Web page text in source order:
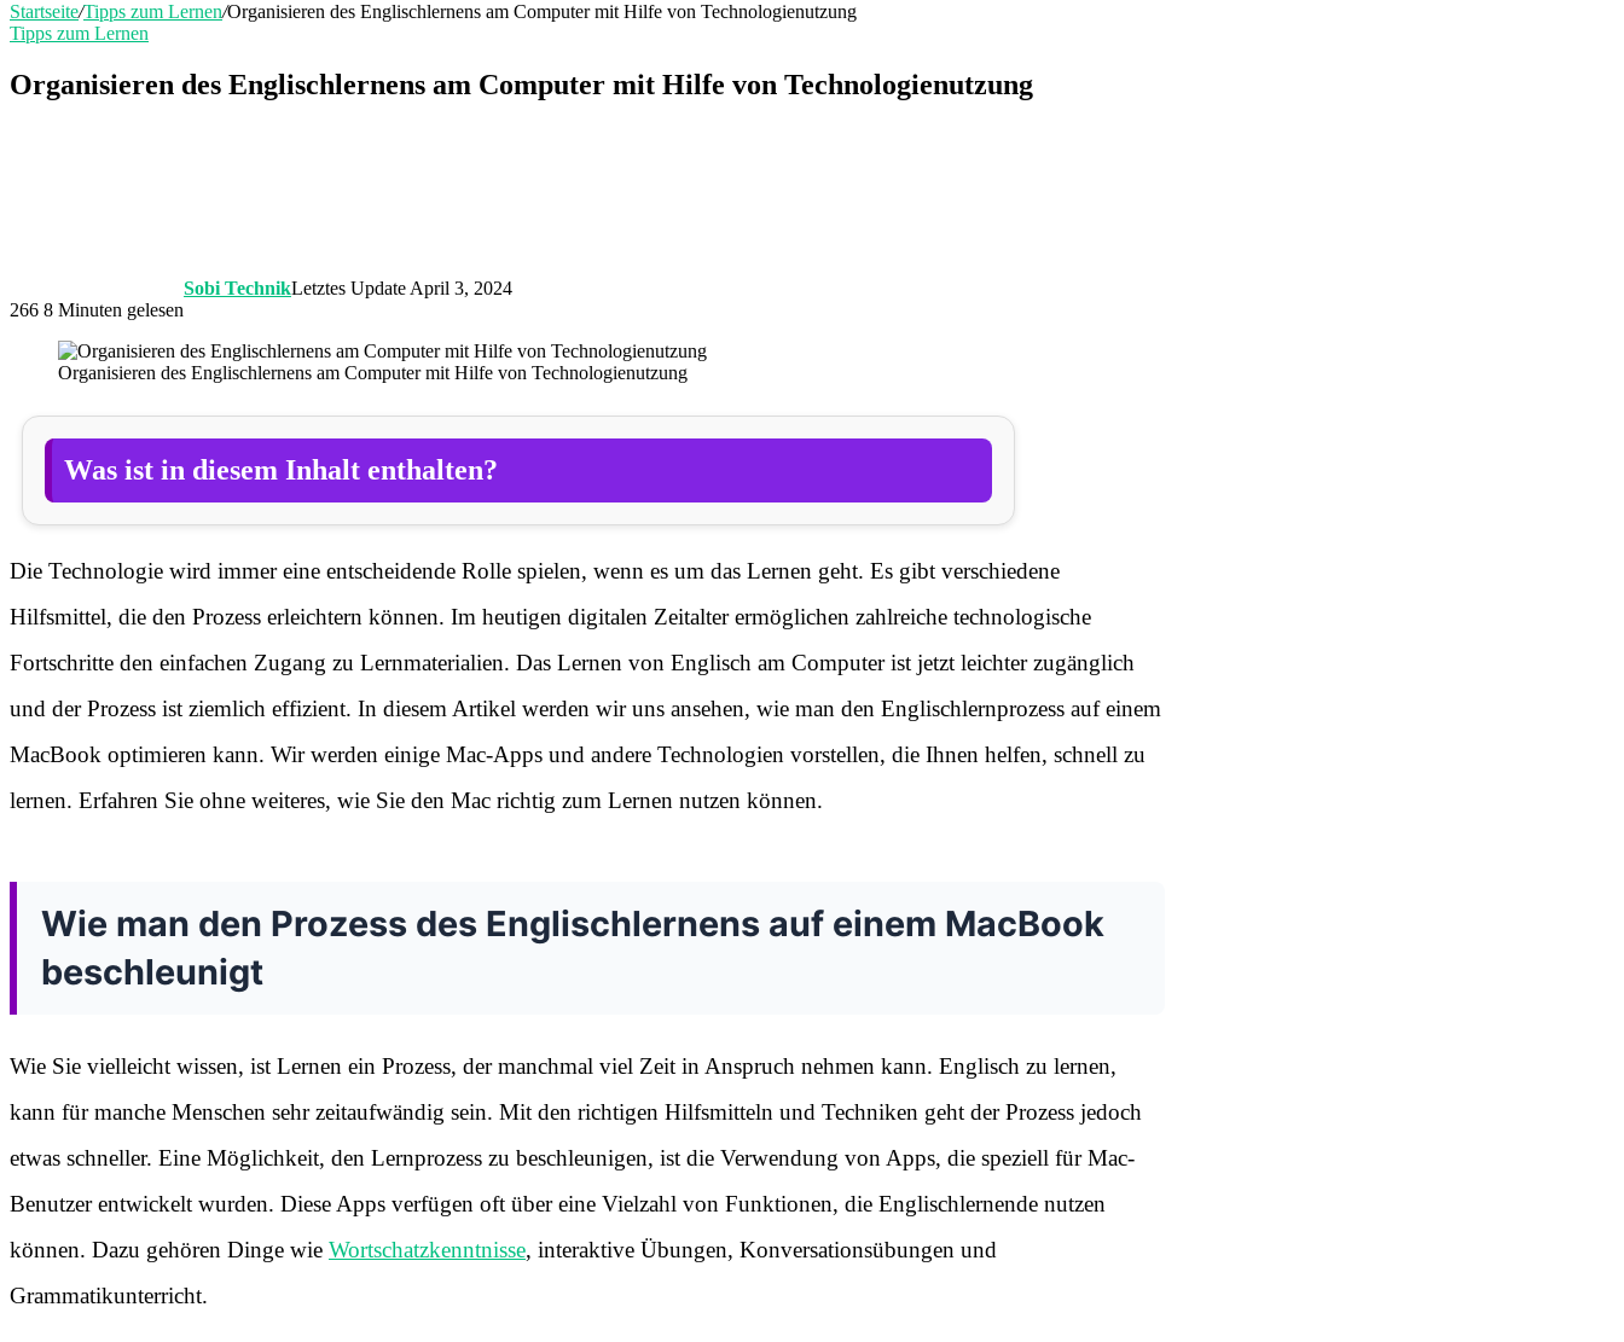
Startseite/Tipps zum Lernen/Organisieren des Englischlernens am Computer mit Hilfe von Technologienutzung
Tipps zum Lernen
Organisieren des Englischlernens am Computer mit Hilfe von Technologienutzung
Sobi TechnikLetztes Update April 3, 2024
266 8 Minuten gelesen
Organisieren des Englischlernens am Computer mit Hilfe von Technologienutzung
Was ist in diesem Inhalt enthalten?
Die Technologie wird immer eine entscheidende Rolle spielen, wenn es um das Lernen geht. Es gibt verschiedene
Hilfsmittel, die den Prozess erleichtern können. Im heutigen digitalen Zeitalter ermöglichen zahlreiche technologische
Fortschritte den einfachen Zugang zu Lernmaterialien. Das Lernen von Englisch am Computer ist jetzt leichter zugänglich
und der Prozess ist ziemlich effizient. In diesem Artikel werden wir uns ansehen, wie man den Englischlernprozess auf einem
MacBook optimieren kann. Wir werden einige Mac-Apps und andere Technologien vorstellen, die Ihnen helfen, schnell zu
lernen. Erfahren Sie ohne weiteres, wie Sie den Mac richtig zum Lernen nutzen können.
Wie man den Prozess des Englischlernens auf einem MacBook
beschleunigt
Wie Sie vielleicht wissen, ist Lernen ein Prozess, der manchmal viel Zeit in Anspruch nehmen kann. Englisch zu lernen,
kann für manche Menschen sehr zeitaufwändig sein. Mit den richtigen Hilfsmitteln und Techniken geht der Prozess jedoch
etwas schneller. Eine Möglichkeit, den Lernprozess zu beschleunigen, ist die Verwendung von Apps, die speziell für Mac-
Benutzer entwickelt wurden. Diese Apps verfügen oft über eine Vielzahl von Funktionen, die Englischlernende nutzen
können. Dazu gehören Dinge wie Wortschatzkenntnisse, interaktive Übungen, Konversationsübungen und
Grammatikunterricht.